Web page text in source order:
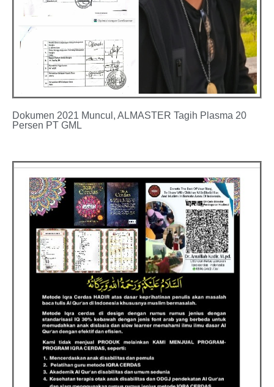
Dokumen 2021 Muncul, ALMASTER Tagih Plasma 20
Persen PT GML